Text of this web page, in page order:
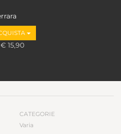
€ 15,90
CATEGORIE
Varia